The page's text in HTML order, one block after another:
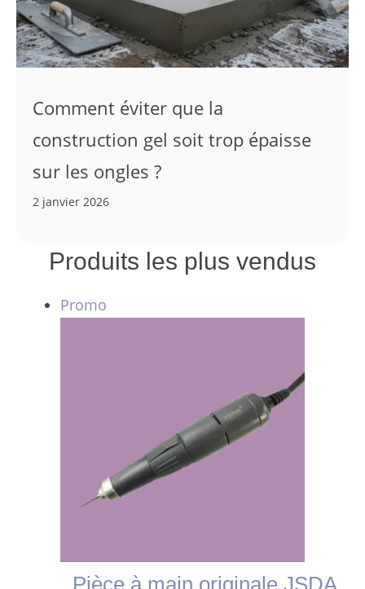
Comment éviter que la
construction gel soit trop épaisse
sur les ongles ?
2 janvier 2026
Produits les plus vendus
Promo